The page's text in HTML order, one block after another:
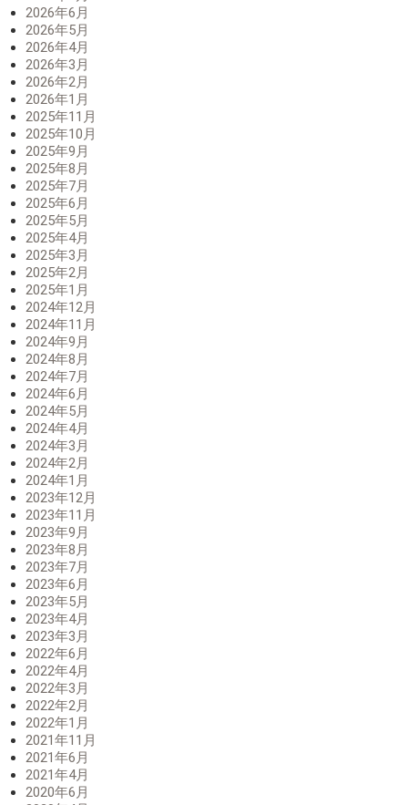
2026年6月
2026年5月
2026年4月
2026年3月
2026年2月
2026年1月
2025年11月
2025年10月
2025年9月
2025年8月
2025年7月
2025年6月
2025年5月
2025年4月
2025年3月
2025年2月
2025年1月
2024年12月
2024年11月
2024年9月
2024年8月
2024年7月
2024年6月
2024年5月
2024年4月
2024年3月
2024年2月
2024年1月
2023年12月
2023年11月
2023年9月
2023年8月
2023年7月
2023年6月
2023年5月
2023年4月
2023年3月
2022年6月
2022年4月
2022年3月
2022年2月
2022年1月
2021年11月
2021年6月
2021年4月
2020年6月